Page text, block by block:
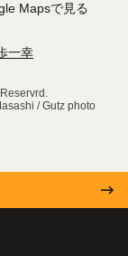
Mapsで見る
一幸
/ Gutz photo